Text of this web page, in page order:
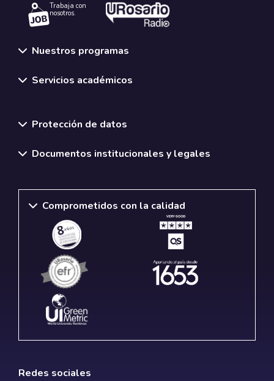
Trabaja con
nosotros.
Nuestros programas
Servicios académicos
Protección de datos
Documentos institucionales y legales
Comprometidos con la calidad
Redes sociales